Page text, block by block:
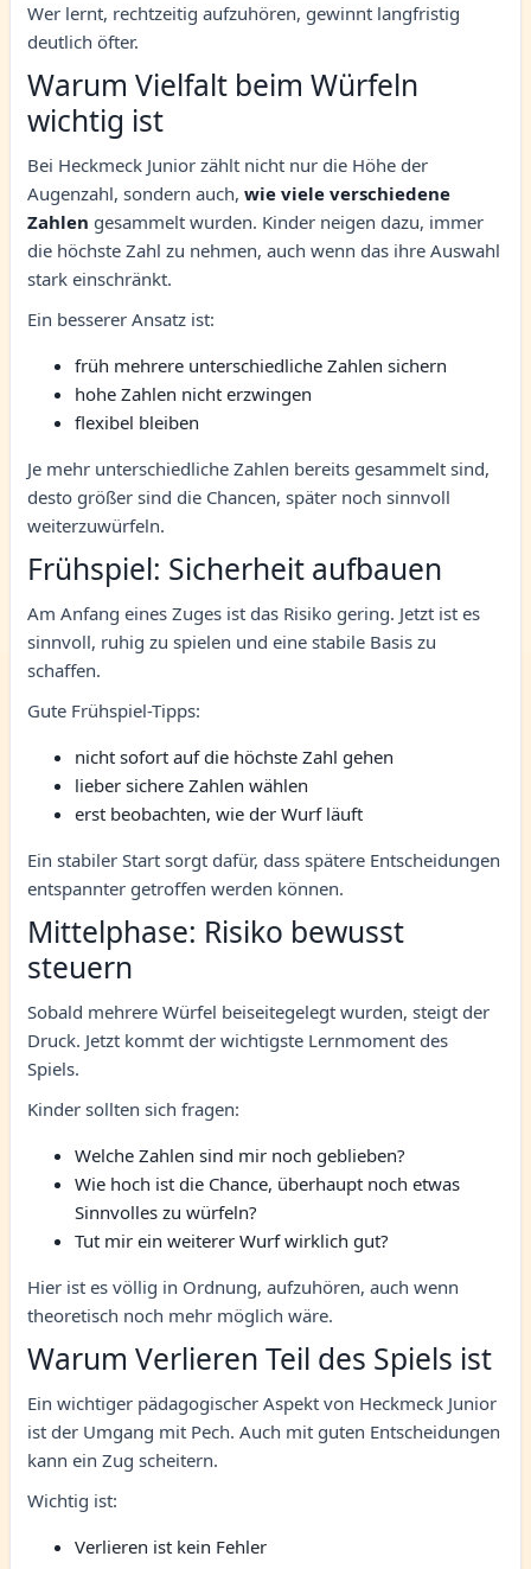
Wer lernt, rechtzeitig aufzuhören, gewinnt langfristig
deutlich öfter.
Warum Vielfalt beim Würfeln
wichtig ist
Bei Heckmeck Junior zählt nicht nur die Höhe der
Augenzahl, sondern auch, wie viele verschiedene
Zahlen gesammelt wurden. Kinder neigen dazu, immer
die höchste Zahl zu nehmen, auch wenn das ihre Auswahl
stark einschränkt.
Ein besserer Ansatz ist:
früh mehrere unterschiedliche Zahlen sichern
hohe Zahlen nicht erzwingen
flexibel bleiben
Je mehr unterschiedliche Zahlen bereits gesammelt sind,
desto größer sind die Chancen, später noch sinnvoll
weiterzuwürfeln.
Frühspiel: Sicherheit aufbauen
Am Anfang eines Zuges ist das Risiko gering. Jetzt ist es
sinnvoll, ruhig zu spielen und eine stabile Basis zu
schaffen.
Gute Frühspiel-Tipps:
nicht sofort auf die höchste Zahl gehen
lieber sichere Zahlen wählen
erst beobachten, wie der Wurf läuft
Ein stabiler Start sorgt dafür, dass spätere Entscheidungen
entspannter getroffen werden können.
Mittelphase: Risiko bewusst
steuern
Sobald mehrere Würfel beiseitegelegt wurden, steigt der
Druck. Jetzt kommt der wichtigste Lernmoment des
Spiels.
Kinder sollten sich fragen:
Welche Zahlen sind mir noch geblieben?
Wie hoch ist die Chance, überhaupt noch etwas
Sinnvolles zu würfeln?
Tut mir ein weiterer Wurf wirklich gut?
Hier ist es völlig in Ordnung, aufzuhören, auch wenn
theoretisch noch mehr möglich wäre.
Warum Verlieren Teil des Spiels ist
Ein wichtiger pädagogischer Aspekt von Heckmeck Junior
ist der Umgang mit Pech. Auch mit guten Entscheidungen
kann ein Zug scheitern.
Wichtig ist:
Verlieren ist kein Fehler